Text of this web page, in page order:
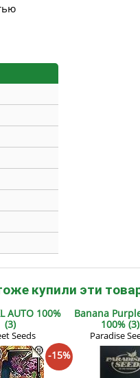
купили эти
AUTO 100%
(3)
Seeds
-15%
Banana
100% (3)
Paradise